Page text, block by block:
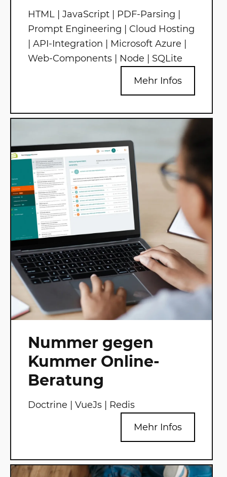
HTML | JavaScript | PDF-Parsing |
Prompt Engineering | Cloud Hosting
| API-Integration | Microsoft Azure |
Web-Components | Node | SQLite
Mehr Infos
Nummer gegen
Kummer Online-
Beratung
Doctrine | VueJs | Redis
Mehr Infos